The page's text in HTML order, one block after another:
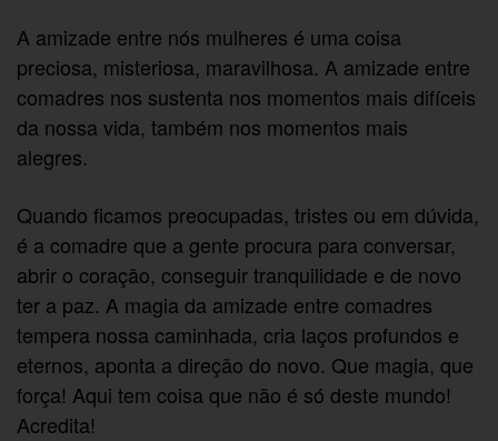
A amizade entre nós mulheres é uma coisa
preciosa, misteriosa, maravilhosa. A amizade entre
comadres nos sustenta nos momentos mais difíceis
da nossa vida, também nos momentos mais
alegres.
Quando ficamos preocupadas, tristes ou em dúvida,
é a comadre que a gente procura para conversar,
abrir o coração, conseguir tranquilidade e de novo
ter a paz. A magia da amizade entre comadres
tempera nossa caminhada, cria laços profundos e
eternos, aponta a direção do novo. Que magia, que
força! Aqui tem coisa que não é só deste mundo!
Acredita!